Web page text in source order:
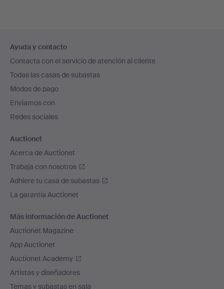
en
el
pie
de
página
Ayuda y contacto
Contacta con el servicio de atención al cliente
Todas las casas de subastas
Modos de pago
Enviamos con
Redes sociales
Auctionet
Acerca de Auctionet
Trabaja con nosotros
Adhiere tu casa de subastas
La garantía Auctionet
Más información de Auctionet
Auctionet Magazine
App Auctionet
Auctionet Academy
Artistas y diseñadores
Temas y subastas en sala